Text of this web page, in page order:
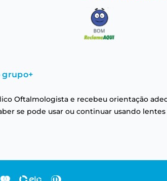
grupo+
Oftalmologista e recebeu orientação
se pode usar ou continuar usando